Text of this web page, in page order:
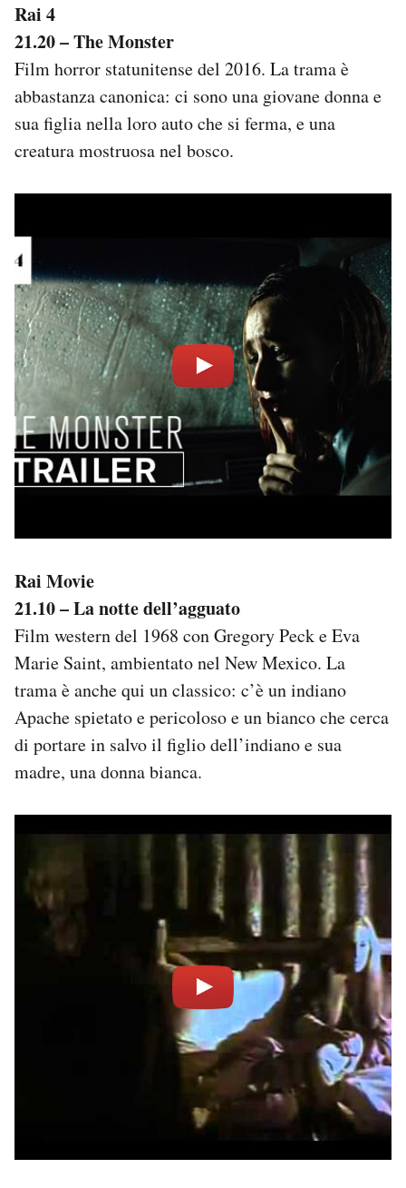
Rai 4
21.20 – The Monster
Film horror statunitense del 2016. La trama è
abbastanza canonica: ci sono una giovane donna e
sua figlia nella loro auto che si ferma, e una
creatura mostruosa nel bosco.
Rai Movie
21.10 – La notte dell’agguato
Film western del 1968 con Gregory Peck e Eva
Marie Saint, ambientato nel New Mexico. La
trama è anche qui un classico: c’è un indiano
Apache spietato e pericoloso e un bianco che cerca
di portare in salvo il figlio dell’indiano e sua
madre, una donna bianca.